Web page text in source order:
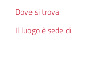
Dove si trova
Il luogo è sede di